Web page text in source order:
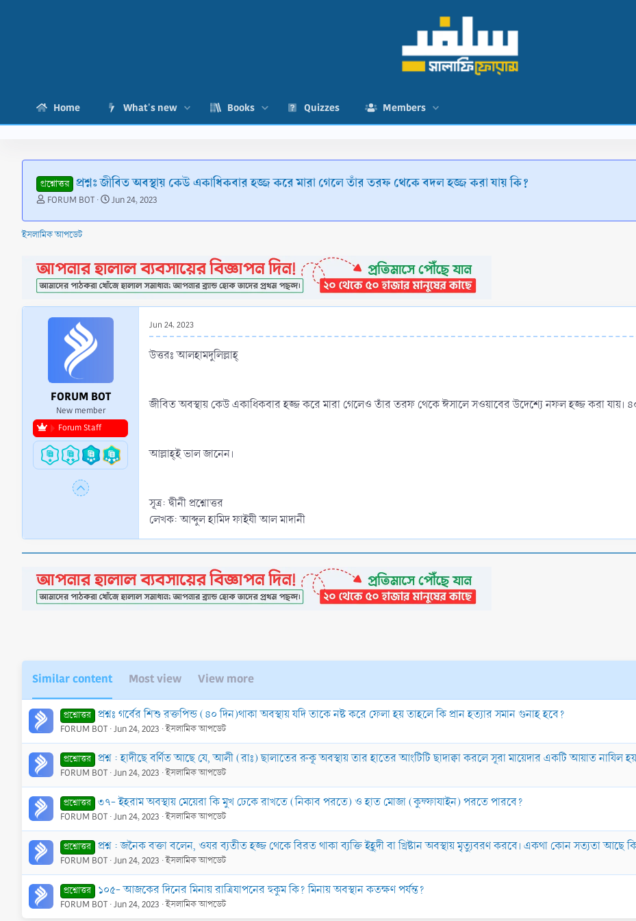
Home What's new Books Quizzes Members
প্রশ্নোত্তর প্রশ্নঃ জীবিত অবস্থায় কেউ একাধিকবার হজ্জ করে মারা গেলে তাঁর তরফ থেকে বদল হজ্জ করা যায় কি?
T
r
e
d
s
t
a
r
FORUM BOT
S
a
d
a
t
e
Jun 24, 2023
ইসলামিক আপডেট
FORUM BOT
New member
Forum Staff
Jun 24, 2023
উত্তরঃ আলহামদুলিল্লাহ্‌
জীবিত অবস্থায় কেউ একাধিকবার হজ্জ করে মারা গেলেও তাঁর তরফ থেকে ঈসালে সওয়াবের উদেশ্যে নফল হজ্জ করা
আল্লাহ্‌ই ভাল জানেন।
সূত্র: দ্বীনী প্রশ্নোত্তর
লেখক: আব্দুল হামিদ ফাইযী আল মাদানী
Similar content Most view View more
প্রশ্নোত্তর প্রশ্নঃ গর্বের শিশু রক্তপিন্ড (৪০ দিন)থাকা অবস্থায় যদি তাকে নষ্ট করে ফেলা হয় তাহলে কি প্রান হত্যার সমান গুনাহ হবে?
FORUM BOT Jun 24, 2023 ইসলামিক আপডেট
প্রশ্নোত্তর প্রশ্ন : হাদীছে বর্ণিত আছে যে, আলী (রাঃ) ছালাতের রুকূ অবস্থায় তার হাতের আংটিটি ছাদাক্বা করলে সূরা মায়েদার একটি আয়াত নাযিল
FORUM BOT Jun 24, 2023 ইসলামিক আপডেট
প্রশ্নোত্তর ৩৭- ইহরাম অবস্থায় মেয়েরা কি মুখ ঢেকে রাখতে (নিকাব পরতে) ও হাত মোজা (কুফ্ফাযাইন) পরতে পারবে?
FORUM BOT Jun 24, 2023 ইসলামিক আপডেট
প্রশ্নোত্তর প্রশ্ন : জনৈক বক্তা বলেন, ওযর ব্যতীত হজ্জ থেকে বিরত থাকা ব্যক্তি ইহূদী বা খ্রিষ্টান অবস্থায় মৃত্যুবরণ করবে। একথা কোন সত্যতা আছে
FORUM BOT Jun 24, 2023 ইসলামিক আপডেট
প্রশ্নোত্তর ১০৫- আজকের দিনের মিনায় রাত্রিযাপনের হুকুম কি? মিনায় অবস্থান কতক্ষণ পর্যন্ত?
FORUM BOT Jun 24, 2023 ইসলামিক আপডেট